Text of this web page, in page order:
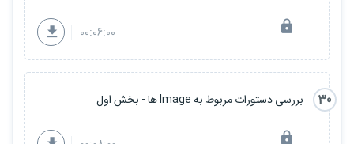
00:06:00
30 بررسی دستورات مربوط به Image ها - بخش اول